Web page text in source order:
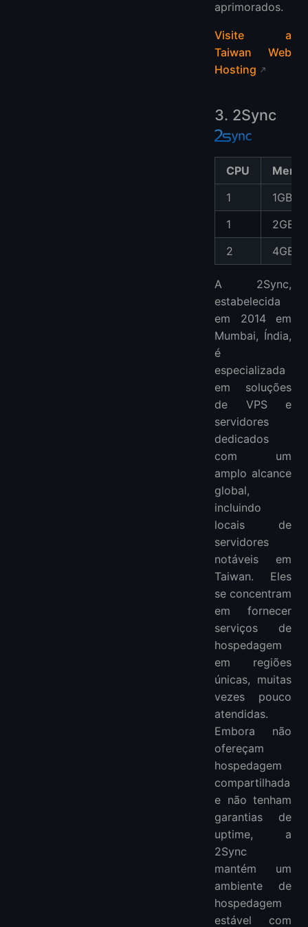
aprimorados.
Visite a
Taiwan Web
Hosting
3. 2Sync
CPU
1
1GB
1
2GB
2
4GB
A 2Sync,
estabelecida
em 2014 em
Mumbai, Índia,
é
especializada
em soluções
de VPS e
servidores
dedicados
com um
amplo alcance
global,
incluindo
locais de
servidores
notáveis em
Taiwan. Eles
se concentram
em fornecer
serviços de
hospedagem
em regiões
únicas, muitas
vezes pouco
atendidas.
Embora não
ofereçam
hospedagem
compartilhada
e não tenham
garantias de
uptime, a
2Sync
mantém um
ambiente de
hospedagem
estável com